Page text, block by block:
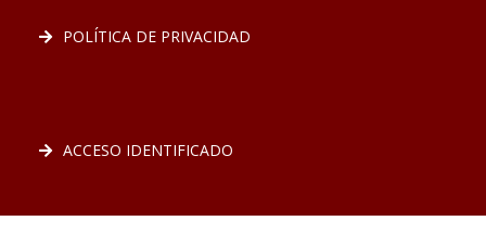
POLÍTICA DE PRIVACIDAD
ACCESO IDENTIFICADO